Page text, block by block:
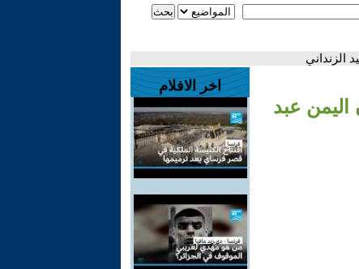
الزنداني
عبد
اخر الافلام